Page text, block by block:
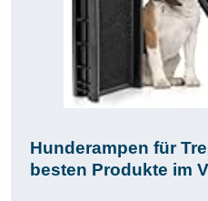
Hunderampen für
besten Produkte im